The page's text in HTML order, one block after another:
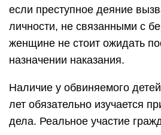
если преступное деяние
личности, не связанными с
женщине не стоит ожидать
назначении наказания.
Наличие у обвиняемого
лет обязательно изучается
дела. Реальное участие